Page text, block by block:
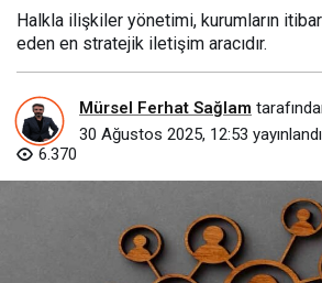
Halkla ilişkiler yönetimi, kurumların
eden en stratejik iletişim aracıdır.
Mürsel Ferhat Sağlam
30 Ağustos 2025, 12:53 yayınlandı
6.370